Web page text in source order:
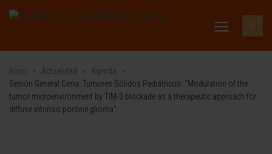
Inicio > Actualidad > Agenda
>
Sesión General Cima. Tumores Sólidos Pediátricos: "Modulation of the
tumor microenvironment by TIM-3 blockade as a therapeutic approach for
diffuse intrinsic pontine glioma"